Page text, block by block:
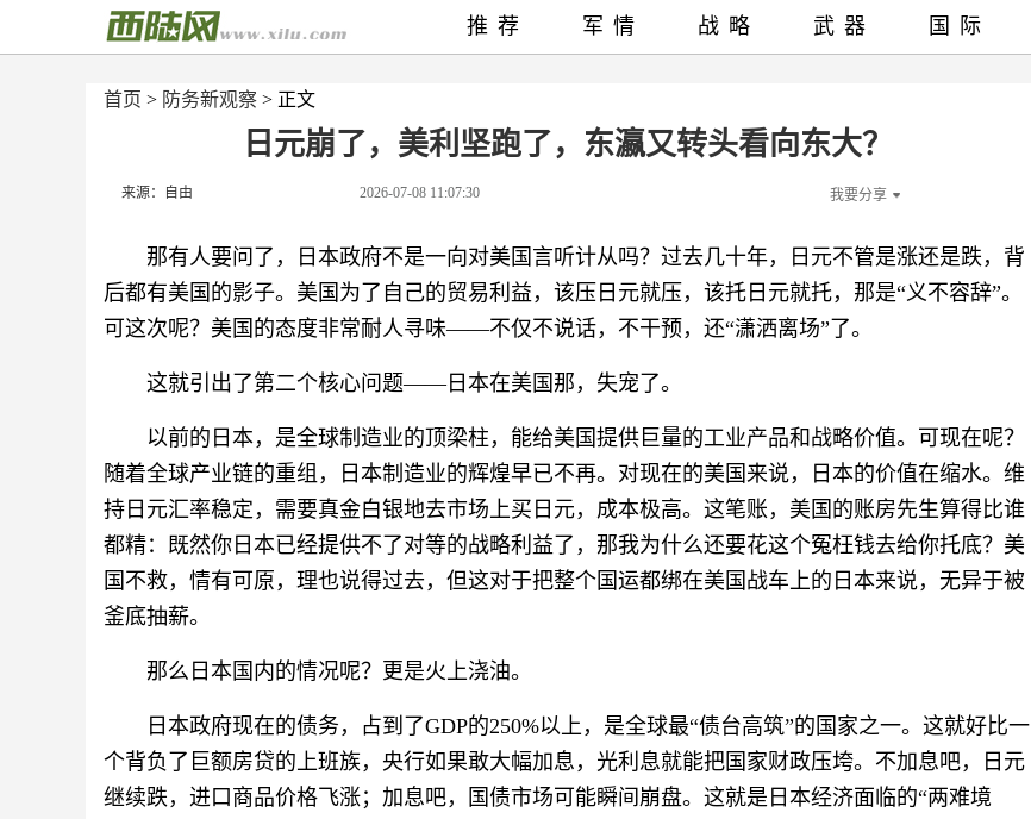
首页 > 防务新观察 > 正文
日元崩了，美利坚跑了，东瀛又转头看向东大？
来源：自由 2026-07-08 11:07:30 我要分享
那有人要问了，日本政府不是一向对美国言听计从吗？过去几十年，日元不管是涨还是跌，背
后都有美国的影子。美国为了自己的贸易利益，该压日元就压，该托日元就托，那是“义不容辞”。
可这次呢？美国的态度非常耐人寻味——不仅不说话，不干预，还“潇洒离场”了。
这就引出了第二个核心问题——日本在美国那，失宠了。
以前的日本，是全球制造业的顶梁柱，能给美国提供巨量的工业产品和战略价值。可现在呢？
随着全球产业链的重组，日本制造业的辉煌早已不再。对现在的美国来说，日本的价值在缩水。维
持日元汇率稳定，需要真金白银地去市场上买日元，成本极高。这笔账，美国的账房先生算得比谁
都精：既然你日本已经提供不了对等的战略利益了，那我为什么还要花这个冤枉钱去给你托底？美
国不救，情有可原，理也说得过去，但这对于把整个国运都绑在美国战车上的日本来说，无异于被
釜底抽薪。
那么日本国内的情况呢？更是火上浇油。
日本政府现在的债务，占到了GDP的250%以上，是全球最“债台高筑”的国家之一。这就好比一
个背负了巨额房贷的上班族，央行如果敢大幅加息，光利息就能把国家财政压垮。不加息吧，日元
继续跌，进口商品价格飞涨；加息吧，国债市场可能瞬间崩盘。这就是日本经济面临的“两难境
推荐 军情 战略 武器 国际